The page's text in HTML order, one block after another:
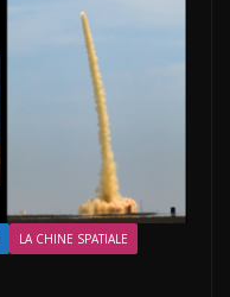
LA CHINE SPATIALE